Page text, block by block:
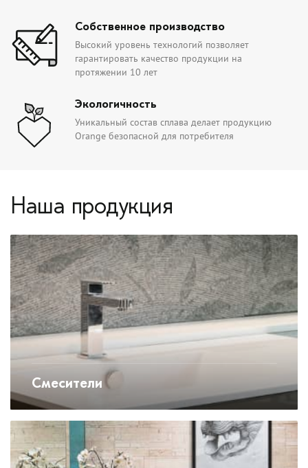
Собственное производство
Высокий уровень технологий позволяет
гарантировать качество продукции на
протяжении 10 лет
Экологичность
Уникальный состав сплава делает продукцию
Orange безопасной для потребителя
Наша продукция
Смесители